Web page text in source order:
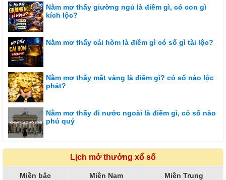
Nằm mơ thấy giường ngủ là điềm gì, có con gì
kích lộc?
Nằm mơ thấy cái hòm là điềm gì có số gì tài lộc?
Nằm mơ thấy mất vàng là điềm gì? có số nào lộc
phát?
Nằm mơ thấy đi nước ngoài là điềm gì, có số nào
phú quý
Lịch mở thưởng xổ số
Miền bắc Miền Nam Miền Trung